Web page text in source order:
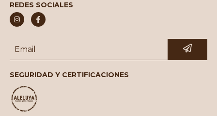
REDES SOCIALES
SEGURIDAD Y CERTIFICACIONES